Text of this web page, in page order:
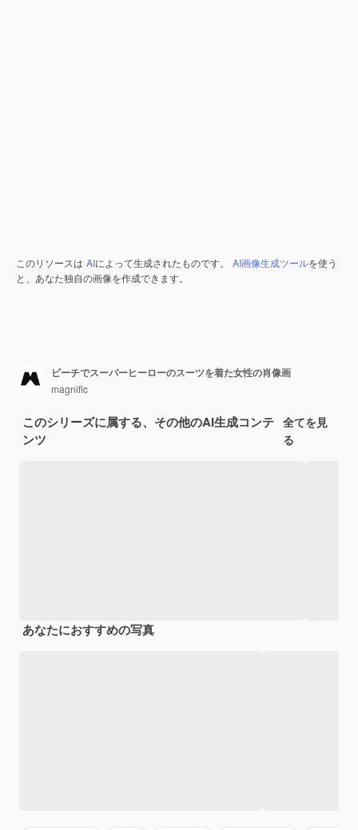
このリソースは AIによって生成されたものです。 AI画像生成ツールを使う
と、あなた独自の画像を作成できます。
ビーチでスーパーヒーローのスーツを着た女性の肖像画
magnific
このシリーズに属する、その他のAI生成コンテ
ンツ
全てを見
る
あなたにおすすめの写真